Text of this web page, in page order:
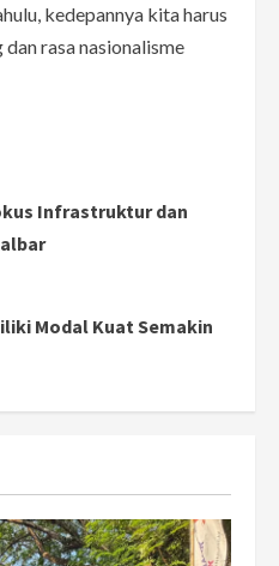
kedepannya kita harus
rasa nasionalisme
Infrastruktur dan
Modal Kuat Semakin